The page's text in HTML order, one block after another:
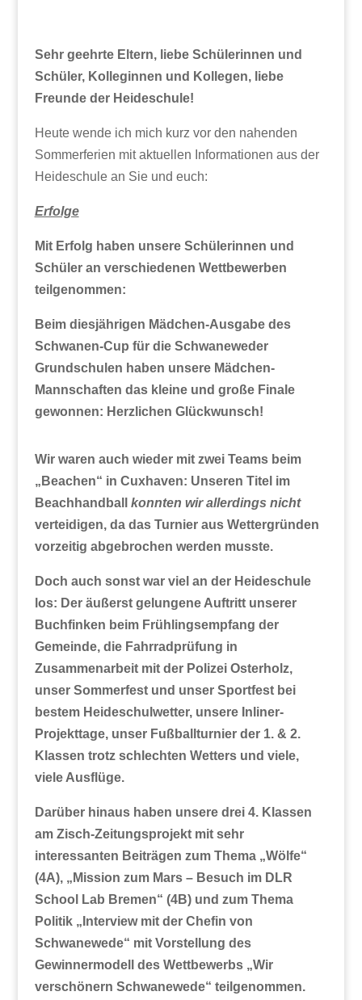
Sehr geehrte Eltern, liebe Schülerinnen und
Schüler, Kolleginnen und Kollegen, liebe
Freunde der Heideschule!
Heute wende ich mich kurz vor den nahenden
Sommerferien mit aktuellen Informationen aus der
Heideschule an Sie und euch:
Erfolge
Mit Erfolg haben unsere Schülerinnen und
Schüler an verschiedenen Wettbewerben
teilgenommen:
Beim diesjährigen Mädchen-Ausgabe des
Schwanen-Cup für die Schwaneweder
Grundschulen haben unsere Mädchen-
Mannschaften das kleine und große Finale
gewonnen: Herzlichen Glückwunsch!
Wir waren auch wieder mit zwei Teams beim
„Beachen“ in Cuxhaven: Unseren Titel im
Beachhandball konnten wir allerdings nicht
verteidigen, da das Turnier aus Wettergründen
vorzeitig abgebrochen werden musste.
Doch auch sonst war viel an der Heideschule
los: Der äußerst gelungene Auftritt unserer
Buchfinken beim Frühlingsempfang der
Gemeinde, die Fahrradprüfung in
Zusammenarbeit mit der Polizei Osterholz,
unser Sommerfest und unser Sportfest bei
bestem Heideschulwetter, unsere Inliner-
Projekttage, unser Fußballturnier der 1. & 2.
Klassen trotz schlechten Wetters und viele,
viele Ausflüge.
Darüber hinaus haben unsere drei 4. Klassen
am Zisch-Zeitungsprojekt mit sehr
interessanten Beiträgen zum Thema „Wölfe“
(4A), „Mission zum Mars – Besuch im DLR
School Lab Bremen“ (4B) und zum Thema
Politik „Interview mit der Chefin von
Schwanewede“ mit Vorstellung des
Gewinnermodell des Wettbewerbs „Wir
verschönern Schwanewede“ teilgenommen.